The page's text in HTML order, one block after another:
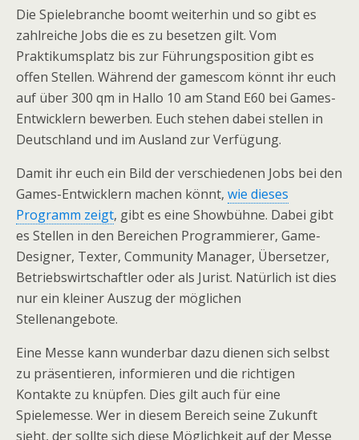
Die Spielebranche boomt weiterhin und so gibt es
zahlreiche Jobs die es zu besetzen gilt. Vom
Praktikumsplatz bis zur Führungsposition gibt es
offen Stellen. Während der gamescom könnt ihr euch
auf über 300 qm in Hallo 10 am Stand E60 bei Games-
Entwicklern bewerben. Euch stehen dabei stellen in
Deutschland und im Ausland zur Verfügung.
Damit ihr euch ein Bild der verschiedenen Jobs bei den
Games-Entwicklern machen könnt, wie dieses
Programm zeigt, gibt es eine Showbühne. Dabei gibt
es Stellen in den Bereichen Programmierer, Game-
Designer, Texter, Community Manager, Übersetzer,
Betriebswirtschaftler oder als Jurist. Natürlich ist dies
nur ein kleiner Auszug der möglichen
Stellenangebote.
Eine Messe kann wunderbar dazu dienen sich selbst
zu präsentieren, informieren und die richtigen
Kontakte zu knüpfen. Dies gilt auch für eine
Spielemesse. Wer in diesem Bereich seine Zukunft
sieht, der sollte sich diese Möglichkeit auf der Messe